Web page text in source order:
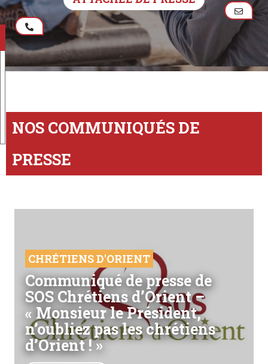
NOS COMMUNIQUÉS DE
PRESSE
CHRÉTIENS D'ORIENT
Communiqué de presse de
SOS Chrétiens d’Orient –
« Monsieur le Président,
n’oubliez pas les chrétiens
d’Orient ! »